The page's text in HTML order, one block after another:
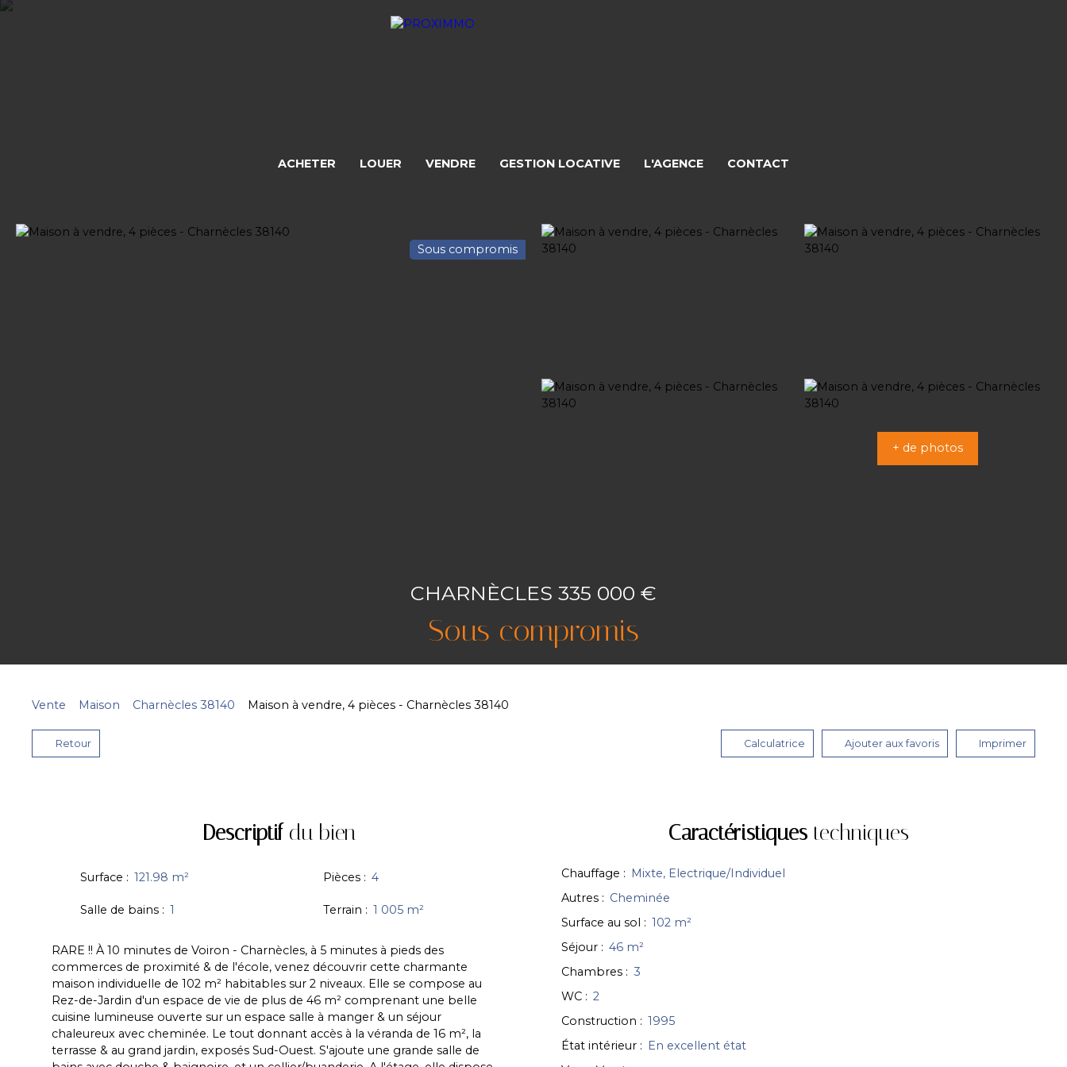
ACHETER LOUER VENDRE GESTION LOCATIVE L'AGENCE CONTACT
Sous compromis
+ de photos
CHARNÈCLES 335 000 €
Sous compromis
Vente Maison Charnècles 38140 Maison à vendre, 4 pièces - Charnècles 38140
Retour Calculatrice Ajouter aux favoris Imprimer
Descriptifdu bien
Surface : 121.98 m² Pièces : 4
Salle de bains : 1 Terrain : 1 005 m²
RARE !! À 10 minutes de Voiron - Charnècles, à 5 minutes à pieds des
commerces de proximité & de l'école, venez découvrir cette charmante
maison individuelle de 102 m² habitables sur 2 niveaux. Elle se compose au
Rez-de-Jardin d'un espace de vie de plus de 46 m² comprenant une belle
cuisine lumineuse ouverte sur un espace salle à manger & un séjour
chaleureux avec cheminée. Le tout donnant accès à la véranda de 16 m², la
terrasse & au grand jardin, exposés Sud-Ouest. S'ajoute une grande salle de
Caractéristiquestechniques
Chauffage : Mixte, Electrique/Individuel
Autres : Cheminée
Surface au sol : 102 m²
Séjour : 46 m²
Chambres : 3
WC : 2
Construction : 1995
État intérieur : En excellent état